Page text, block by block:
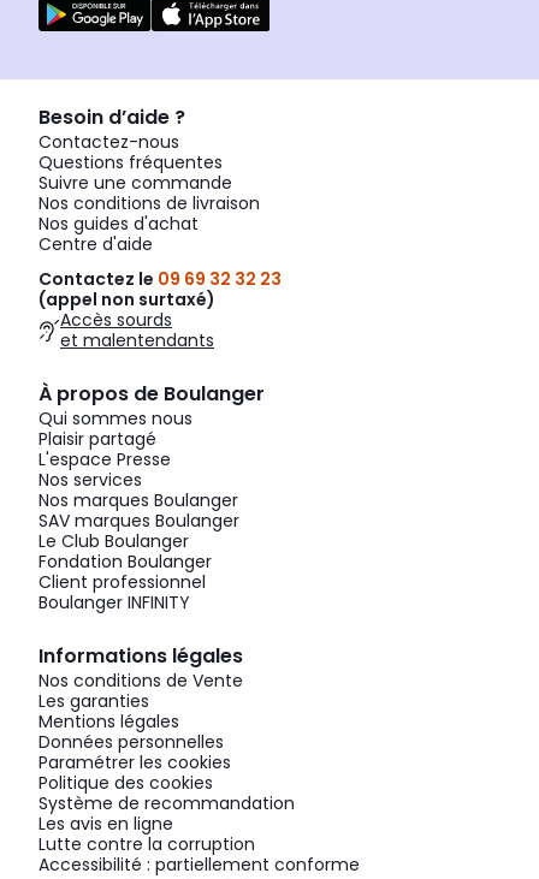
Besoin d’aide ?
Contactez-nous
Questions fréquentes
Suivre une commande
Nos conditions de livraison
Nos guides d'achat
Centre d'aide
Contactez le 09 69 32 32 23
(appel non surtaxé)
Accès sourds
et malentendants
À propos de Boulanger
Qui sommes nous
Plaisir partagé
L'espace Presse
Nos services
Nos marques Boulanger
SAV marques Boulanger
Le Club Boulanger
Fondation Boulanger
Client professionnel
Boulanger INFINITY
Informations légales
Nos conditions de Vente
Les garanties
Mentions légales
Données personnelles
Paramétrer les cookies
Politique des cookies
Système de recommandation
Les avis en ligne
Lutte contre la corruption
Accessibilité : partiellement conforme